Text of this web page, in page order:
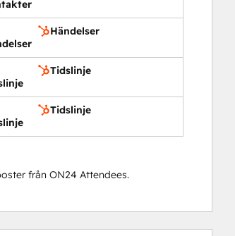
Händelser
Tidslinje
Tidslinje
från ON24 Attendees.